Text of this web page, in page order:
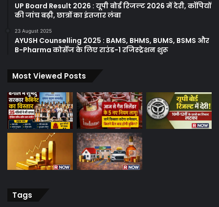
UP Board Result 2026 : यूपी बोर्ड रिजल्ट 2026 में देरी, कॉपियों
की जांच बढ़ी, छात्रों का इंतजार लंबा
23 August 2025
AYUSH Counselling 2025 : BAMS, BHMS, BUMS, BSMS और
B-Pharma कोर्सेज के लिए राउंड-1 रजिस्ट्रेशन शुरू
Most Viewed Posts
Tags